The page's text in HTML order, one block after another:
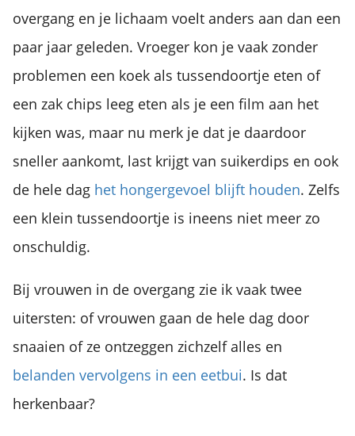
overgang en je lichaam voelt anders aan dan een
paar jaar geleden. Vroeger kon je vaak zonder
problemen een koek als tussendoortje eten of
een zak chips leeg eten als je een film aan het
kijken was, maar nu merk je dat je daardoor
sneller aankomt, last krijgt van suikerdips en ook
de hele dag het hongergevoel blijft houden. Zelfs
een klein tussendoortje is ineens niet meer zo
onschuldig.
Bij vrouwen in de overgang zie ik vaak twee
uitersten: of vrouwen gaan de hele dag door
snaaien of ze ontzeggen zichzelf alles en
belanden vervolgens in een eetbui. Is dat
herkenbaar?